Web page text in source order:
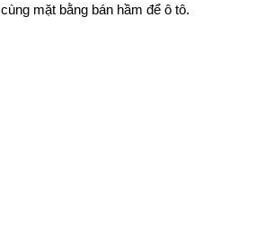
mặt bằng bán hầm để ô tô.